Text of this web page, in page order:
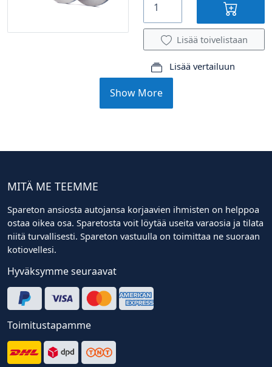
Lisää toivelistaan
Lisää vertailuun
Show More
MITÄ ME TEEMME
Spareton ansiosta autojansa korjaavien ihmisten on helppoa
ostaa oikea osa. Sparetosta voit löytää useita varaosia ja tilata
niitä turvallisesti. Spareton vastuulla on toimittaa ne suoraan
kotiovellesi.
Hyväksymme seuraavat
Toimitustapamme